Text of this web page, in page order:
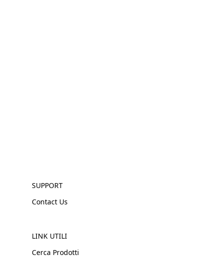
SUPPORT
Contact Us
LINK UTILI
Cerca Prodotti